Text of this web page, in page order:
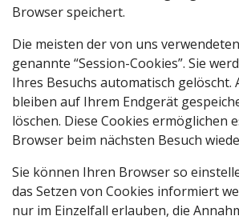
Browser speichert.
Die meisten der von uns
genannte “Session-Cookies”. Sie
Ihres Besuchs automatisch gelöscht.
bleiben auf Ihrem Endgerät
löschen. Diese Cookies ermöglichen
Browser beim nächsten Besuch
Sie können Ihren Browser so
das Setzen von Cookies informiert
nur im Einzelfall erlauben, die